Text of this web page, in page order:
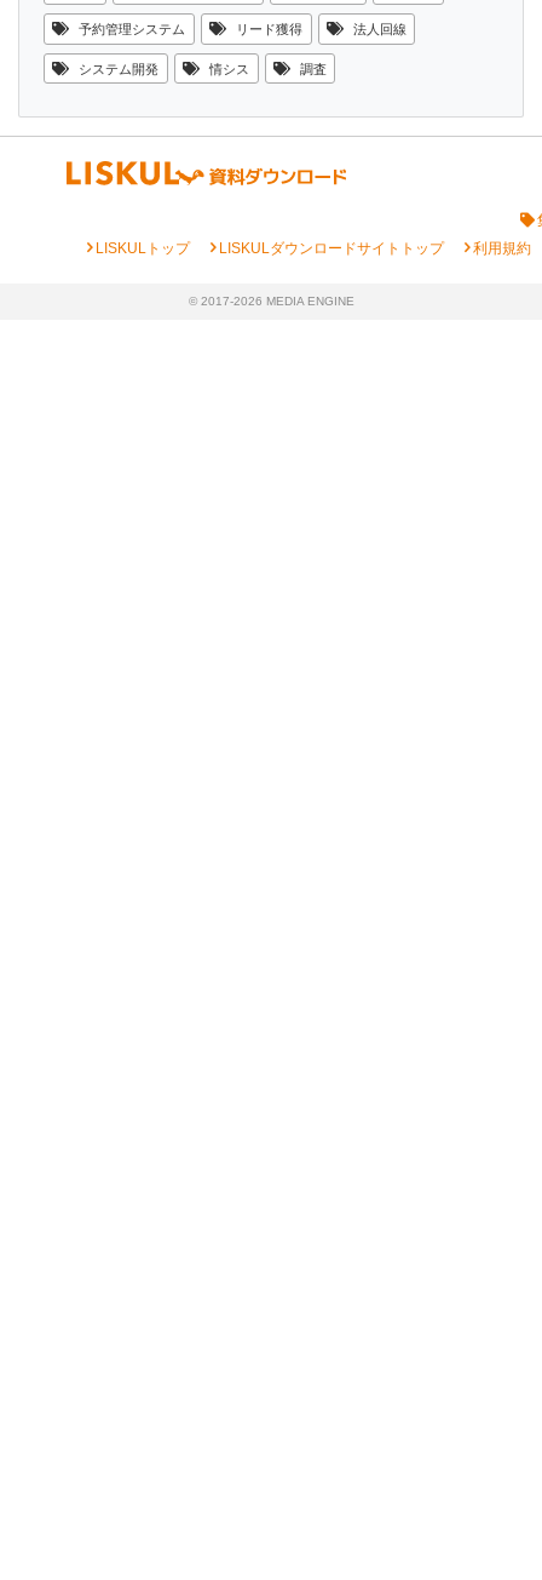
予約管理システム リード獲得 法人回線
システム開発 情シス 調査
chevron_rightLISKULトップ chevron_rightLISKULダウンロードサイトトップ chevron_right利用規約
© 2017-2026 MEDIA ENGINE